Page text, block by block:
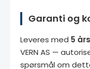
Garanti og
Leveres med 5
VERN AS —
spørsmål om